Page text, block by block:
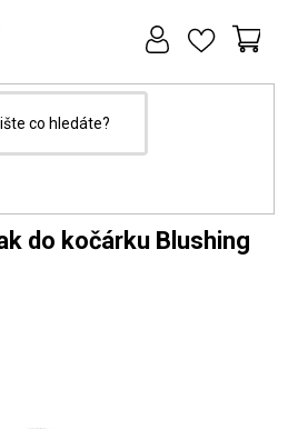
do kočárku Blushing